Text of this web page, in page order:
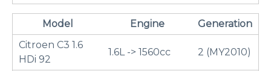
Model Engine
Generation
Citroen C3 1.6
HDi 92
1.6L -> 1560cc 2 (MY2010)